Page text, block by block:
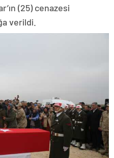
(25) cenazesi
verildi.